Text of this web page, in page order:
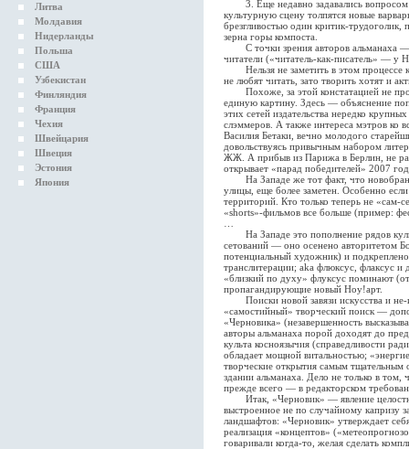
Литва
Молдавия
Нидерланды
Польша
США
Узбекистан
Финляндия
Франция
Чехия
Швейцария
Швеция
Эстония
Япония
3. Еще недавно задавались вопросом:
культурную сцену толпятся новые
брезгливостью один критик-
зерна горы компоста.
С точки зрения авторов альманаха —
читатели («читатель-как-писатель» — у
Нельзя не заметить в этом процессе
не любят читать, зато творить хотят и
Похоже, за этой констатацией не
единую картину. Здесь — объяснение
этих сетей издательства нередко
слэммеров. А также интереса мэтров ко
Василия Бетаки, вечно молодого
довольствуясь привычным набором
ЖЖ. А прибыв из Парижа в Берлин, не
открывает «парад победителей» 2007
На Западе же тот факт, что
улицы, еще более заметен. Особенно
территорий. Кто только теперь не «сам-
«shorts»-фильмов все больше (пример:
На Западе это пополнение рядов
сетований — оно осенено авторитетом
потенциальный художник) и
транслитерации; aka флюксус, флаксус
«близкий по духу» флуксус поминают
пропагандирующие новый Ноу!арт.
Поиски новой завязи искусства и не-
«самостийный» творческий поиск —
«Черновика» (незавершенность
авторы альманаха порой доходят до
культа косноязычия (справедливости
обладает мощной витальностью;
творческие открытия самым
здании альманаха. Дело не только в том,
прежде всего — в редакторском
Итак, «Черновик» — явление
выстроенное не по случайному капризу
ландшафтов: «Черновик» утверждает
реализация «концептов»
говаривали когда-то, желая сделать